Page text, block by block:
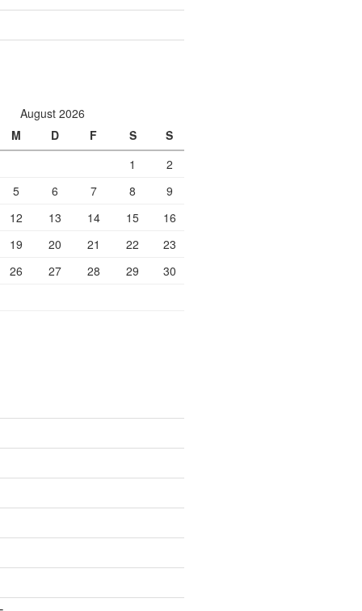
August 2026
M D F S
S
1
2
5 6 7 8
9
12 13 14 15
16
19 20 21 22
23
26 27 28 29
30